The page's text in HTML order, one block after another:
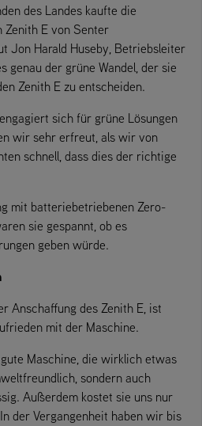
des Landes kaufte die
Zenith E von Senter
Jon Harald Huseby, Betriebsleiter
genau der grüne Wandel, der sie
Zenith E zu entscheiden.
sich für grüne Lösungen
wir sehr erfreut, als wir von
schnell, dass dies der richtige
mit batteriebetriebenen Zero-
sie gespannt, ob es
geben würde.
Anschaffung des Zenith E, ist
mit der Maschine.
Maschine, die wirklich etwas
sondern auch
Außerdem kostet sie uns nur
der Vergangenheit haben wir bis